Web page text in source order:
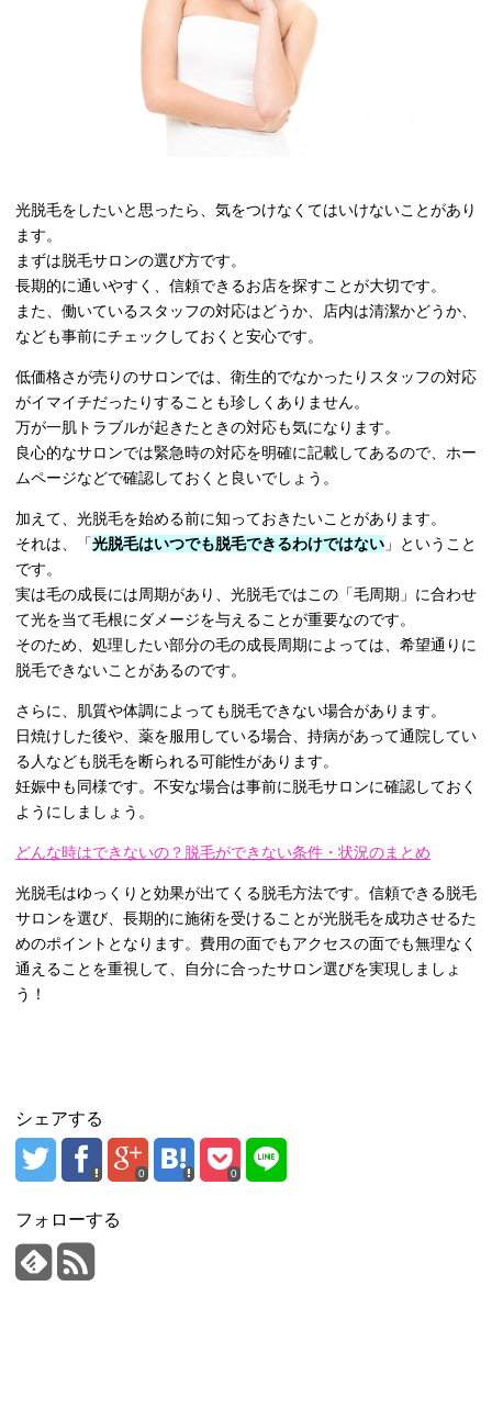
光脱毛をしたいと思ったら、気をつけなくてはいけないことがあり
ます。
まずは脱毛サロンの選び方です。
長期的に通いやすく、信頼できるお店を探すことが大切です。
また、働いているスタッフの対応はどうか、店内は清潔かどうか、
なども事前にチェックしておくと安心です。
低価格さが売りのサロンでは、衛生的でなかったりスタッフの対応
がイマイチだったりすることも珍しくありません。
万が一肌トラブルが起きたときの対応も気になります。
良心的なサロンでは緊急時の対応を明確に記載してあるので、ホー
ムページなどで確認しておくと良いでしょう。
加えて、光脱毛を始める前に知っておきたいことがあります。
それは、「光脱毛はいつでも脱毛できるわけではない 」ということ
です。
実は毛の成長には周期があり、光脱毛ではこの「毛周期」に合わせ
て光を当て毛根にダメージを与えることが重要なのです。
そのため、処理したい部分の毛の成長周期によっては、希望通りに
脱毛できないことがあるのです。
さらに、肌質や体調によっても脱毛できない場合があります。
日焼けした後や、薬を服用している場合、持病があって通院してい
る人なども脱毛を断られる可能性があります。
妊娠中も同様です。不安な場合は事前に脱毛サロンに確認しておく
ようにしましょう。
どんな時はできないの？脱毛ができない条件・状況のまとめ
光脱毛はゆっくりと効果が出てくる脱毛方法です。信頼できる脱毛
サロンを選び、長期的に施術を受けることが光脱毛を成功させるた
めのポイントとなります。費用の面でもアクセスの面でも無理なく
通えることを重視して、自分に合ったサロン選びを実現しましょ
う！
シェアする
0 0
フォローする